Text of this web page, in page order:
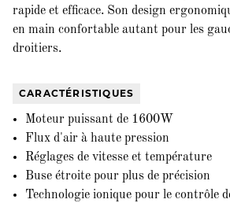
rapide et efficace. Son design
en main confortable autant pour les
droitiers.
CARACTÉRISTIQUES
Moteur puissant de 1600W
Flux d'air à haute pression
Réglages de vitesse et température
Buse étroite pour plus de précision
Technologie ionique pour le contrôle